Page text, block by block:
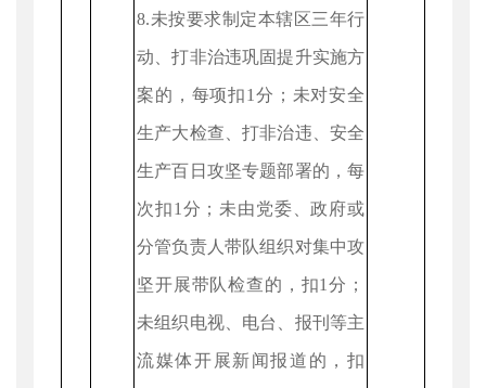
8.未按要求制定本辖区三年行
动、打非治违巩固提升实施方
案的，每项扣1分；未对安全
生产大检查、打非治违、安全
生产百日攻坚专题部署的，每
次扣1分；未由党委、政府或
分管负责人带队组织对集中攻
坚开展带队检查的，扣1分；
未组织电视、电台、报刊等主
流媒体开展新闻报道的，扣